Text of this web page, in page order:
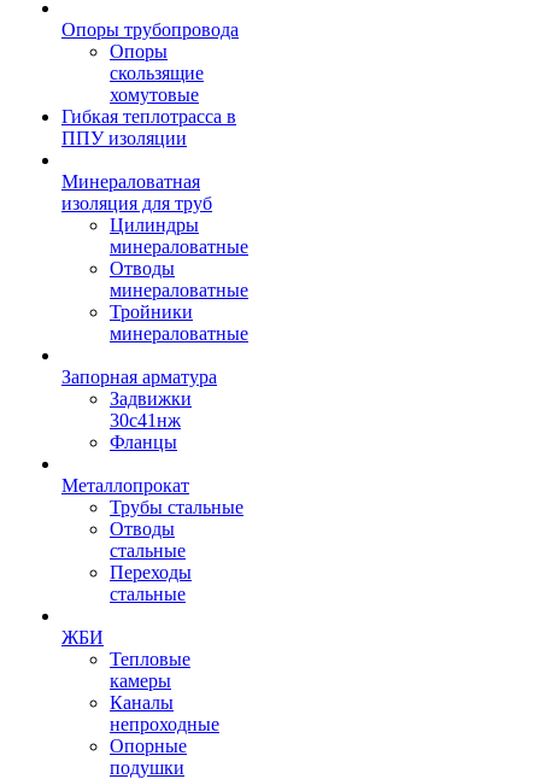
Опоры трубопровода
Опоры
скользящие
хомутовые
Гибкая теплотрасса в
ППУ изоляции
Минераловатная
изоляция для труб
Цилиндры
минераловатные
Отводы
минераловатные
Тройники
минераловатные
Запорная арматура
Задвижки
30с41нж
Фланцы
Металлопрокат
Трубы стальные
Отводы
стальные
Переходы
стальные
ЖБИ
Тепловые
камеры
Каналы
непроходные
Опорные
подушки